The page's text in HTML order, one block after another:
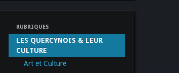
RUBRIQUES
LES QUERCYNOIS & LEUR
CULTURE
Art et Culture